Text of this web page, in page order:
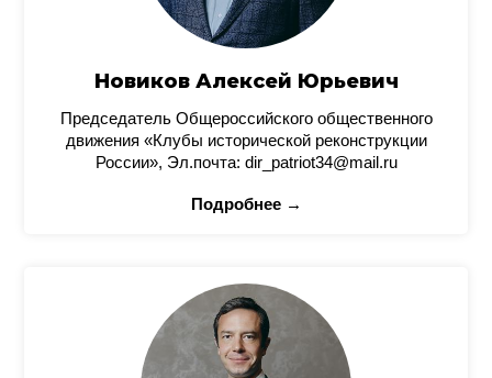
Новиков Алексей Юрьевич
Председатель Общероссийского общественного
движения «Клубы исторической реконструкции
России», Эл.почта: dir_patriot34@mail.ru
Подробнее →